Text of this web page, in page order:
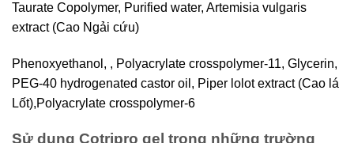
Taurate Copolymer, Purified water, Artemisia vulgaris
extract (Cao Ngải cứu)
Phenoxyethanol, , Polyacrylate crosspolymer-11, Glycerin,
PEG-40 hydrogenated castor oil, Piper lolot extract (Cao lá
Lốt),Polyacrylate crosspolymer-6
Sử dụng Cotripro gel trong những trường